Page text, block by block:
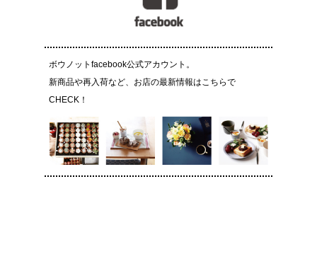
ボウノットfacebook公式アカウント。
新商品や再入荷など、お店の最新情報はこちらで
CHECK！